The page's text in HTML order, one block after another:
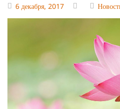
6 декабря, 2017